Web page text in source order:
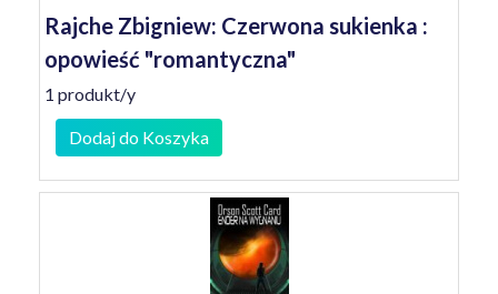
Rajche Zbigniew: Czerwona sukienka :
opowieść "romantyczna"
1 produkt/y
Dodaj do Koszyka